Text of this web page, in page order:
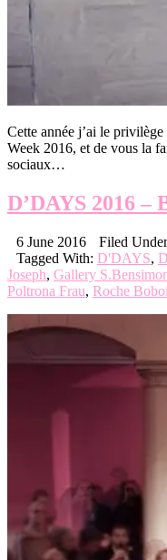
Cette année j’ai le privilège
Week 2016, et de vous la
sociaux…
D’DAYS 2016 –
6 June 2016 Filed
Tagged With: D'DAYS,
Joseph, Gallery
Poltrona Frau, Roche